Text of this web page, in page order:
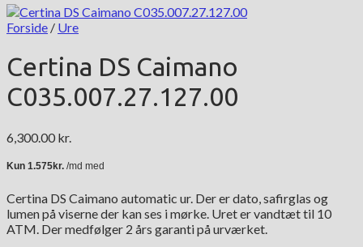
Forside / Ure
Certina DS Caimano
C035.007.27.127.00
6,300.00 kr.
Certina DS Caimano automatic ur. Der er dato, safirglas og
lumen på viserne der kan ses i mørke. Uret er vandtæt til 10
ATM. Der medfølger 2 års garanti på urværket.